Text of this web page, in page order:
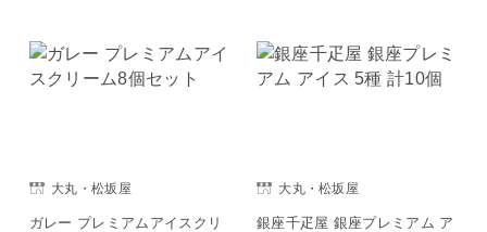
大丸・松坂屋
ガレー プレミアムアイスクリ
大丸・松坂屋
銀座千疋屋 銀座プレミアム ア